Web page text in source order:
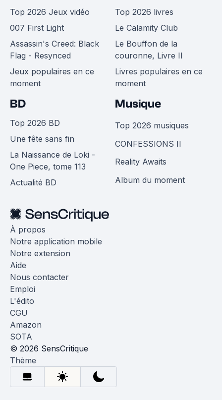
Top 2026 Jeux vidéo
007 First Light
Assassin's Creed: Black
Flag - Resynced
Jeux populaires en ce
moment
Top 2026 livres
Le Calamity Club
Le Bouffon de la
couronne, Livre II
Livres populaires en ce
moment
BD
Top 2026 BD
Une fête sans fin
La Naissance de Loki -
One Piece, tome 113
Actualité BD
Musique
Top 2026 musiques
CONFESSIONS II
Reality Awaits
Album du moment
À propos
Notre application mobile
Notre extension
Aide
Nous contacter
Emploi
L'édito
CGU
Amazon
SOTA
© 2026 SensCritique
Thème